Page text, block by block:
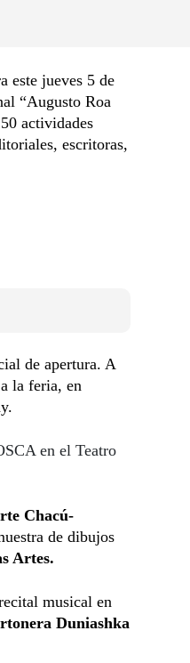
este jueves 5 de
“Augusto Roa
actividades
escritoras,
de apertura. A
la feria, en
en el Teatro
Chacú-
de dibujos
Artes.
musical en
Duniashka